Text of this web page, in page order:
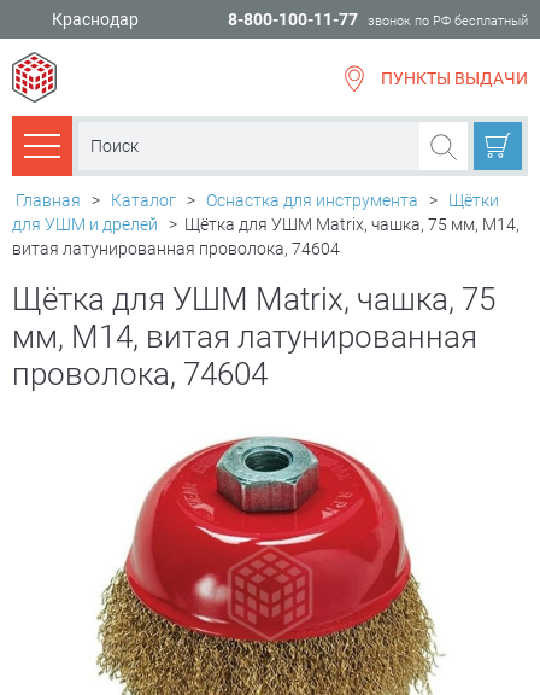
Краснодар 8-800-100-11-77 звонок по РФ бесплатный
ПУНКТЫ ВЫДАЧИ
Каталог товаров
Главная > Каталог > Оснастка для инструмента >
Щётки
для УШМ и дрелей
> Щётка для УШМ Matrix, чашка, 75 мм, М14,
витая латунированная проволока, 74604
Щётка для УШМ Matrix, чашка, 75
мм, М14, витая латунированная
проволока, 74604